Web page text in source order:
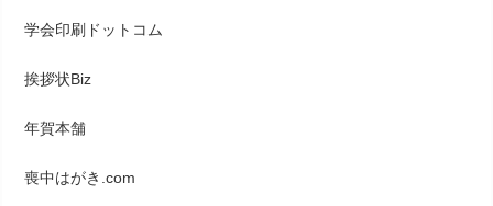
学会印刷ドットコム
挨拶状Biz
年賀本舗
喪中はがき.com